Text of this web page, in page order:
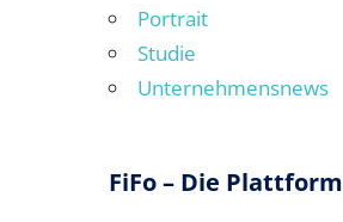
Portrait
Studie
Unternehmensnews
FiFo – Die Plattform